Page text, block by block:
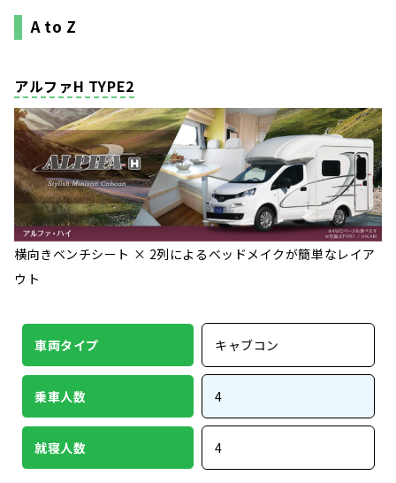
A to Z
アルファH TYPE2
横向きベンチシート × 2列によるベッドメイクが簡単なレイア
ウト
車両タイプ キャブコン
乗車人数 4
就寝人数 4